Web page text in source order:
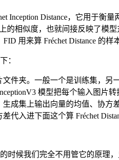
Inception Distance，它用于
的相似度，也就间接反映了模
用来算 Fréchet Distance 的样
：
文件夹。一般一个是训练集，另
模型把每个输入图片转
成集上输出向量的均值、协方差
代入进下面这个算 Fréchet
时候我们完全不用管它的原理